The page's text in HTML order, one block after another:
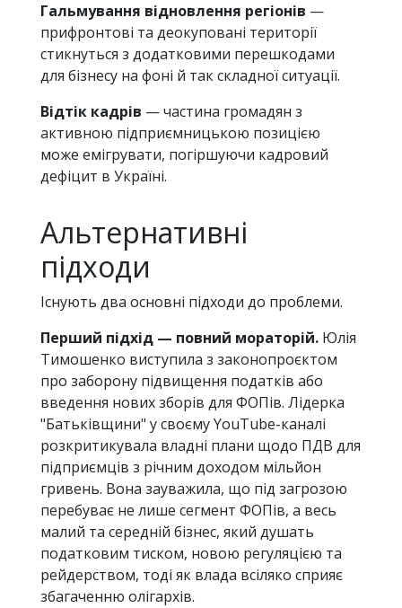
Гальмування відновлення регіонів —
прифронтові та деокуповані території
стикнуться з додатковими перешкодами
для бізнесу на фоні й так складної ситуації.
Відтік кадрів — частина громадян з
активною підприємницькою позицією
може емігрувати, погіршуючи кадровий
дефіцит в Україні.
Альтернативні
підходи
Існують два основні підходи до проблеми.
Перший підхід — повний мораторій. Юлія
Тимошенко виступила з законопроєктом
про заборону підвищення податків або
введення нових зборів для ФОПів. Лідерка
"Батьківщини" у своєму YouTube-каналі
розкритикувала владні плани щодо ПДВ для
підприємців з річним доходом мільйон
гривень. Вона зауважила, що під загрозою
перебуває не лише сегмент ФОПів, а весь
малий та середній бізнес, який душать
податковим тиском, новою регуляцією та
рейдерством, тоді як влада всіляко сприяє
збагаченню олігархів.